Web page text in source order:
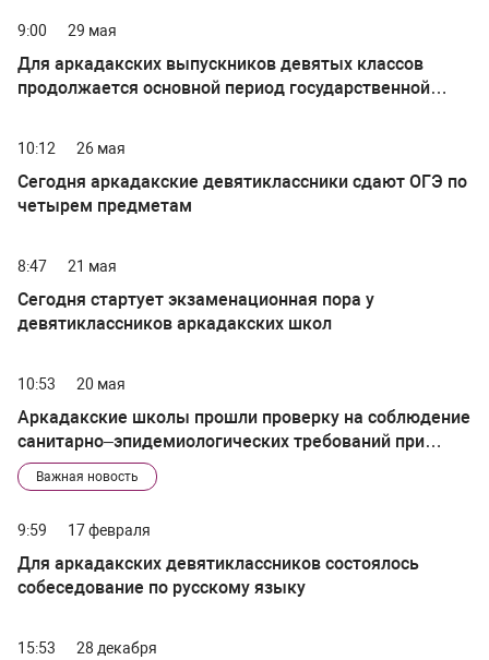
9:00 29 мая
Для аркадакских выпускников девятых классов
продолжается основной период государственной
10:12 26 мая
Сегодня аркадакские девятиклассники сдают ОГЭ по
четырем предметам
8:47 21 мая
Сегодня стартует экзаменационная пора у
девятиклассников аркадакских школ
10:53 20 мая
Аркадакские школы прошли проверку на соблюдение
санитарно–эпидемиологических требований при
Важная новость
9:59 17 февраля
Для аркадакских девятиклассников состоялось
собеседование по русскому языку
15:53 28 декабря